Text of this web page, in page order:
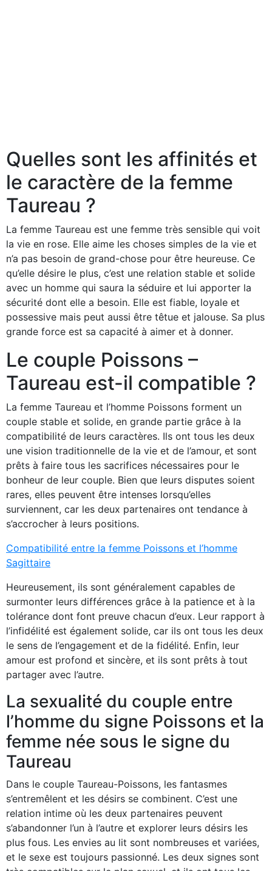
Quelles sont les affinités et
le caractère de la femme
Taureau ?
La femme Taureau est une femme très sensible qui voit
la vie en rose. Elle aime les choses simples de la vie et
n’a pas besoin de grand-chose pour être heureuse. Ce
qu’elle désire le plus, c’est une relation stable et solide
avec un homme qui saura la séduire et lui apporter la
sécurité dont elle a besoin. Elle est fiable, loyale et
possessive mais peut aussi être têtue et jalouse. Sa plus
grande force est sa capacité à aimer et à donner.
Le couple Poissons –
Taureau est-il compatible ?
La femme Taureau et l’homme Poissons forment un
couple stable et solide, en grande partie grâce à la
compatibilité de leurs caractères. Ils ont tous les deux
une vision traditionnelle de la vie et de l’amour, et sont
prêts à faire tous les sacrifices nécessaires pour le
bonheur de leur couple. Bien que leurs disputes soient
rares, elles peuvent être intenses lorsqu’elles
surviennent, car les deux partenaires ont tendance à
s’accrocher à leurs positions.
Compatibilité entre la femme Poissons et l’homme
Sagittaire
Heureusement, ils sont généralement capables de
surmonter leurs différences grâce à la patience et à la
tolérance dont font preuve chacun d’eux. Leur rapport à
l’infidélité est également solide, car ils ont tous les deux
le sens de l’engagement et de la fidélité. Enfin, leur
amour est profond et sincère, et ils sont prêts à tout
partager avec l’autre.
La sexualité du couple entre
l’homme du signe Poissons et la
femme née sous le signe du
Taureau
Dans le couple Taureau-Poissons, les fantasmes
s’entremêlent et les désirs se combinent. C’est une
relation intime où les deux partenaires peuvent
s’abandonner l’un à l’autre et explorer leurs désirs les
plus fous. Les envies au lit sont nombreuses et variées,
et le sexe est toujours passionné. Les deux signes sont